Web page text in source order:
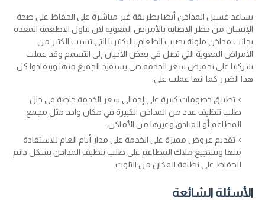
يساعد غسيل المداخن أيضا بطريقة غير مباشرة على الحفاظ على صحة
الإنسان من خطر الإصابة بالأمراض المعوية لان تناول الاطعمة المعدة
بجانب مداخن ملوثة يصيب الطعام بالبكتيريا التي تسبب الكثير من
الأمراض المعوية التي تصل في بعض الأحيان إلى التسمم وقد عملت
شركتنا على تخفيض سعر الخدمة حتى يستفيد الجميع منها ويتفادوا كل
هذا الضرر كما انها عملت على:
تطبيق خصومات كبيرة على إجمالي سعر الخدمة خاصة في حال
طلب تنظيف عدد من المداخن الكبيرة في مكان واحد مثل مجمع
المطاعم أو الفنادق وغيرها من الأماكن.
تقديم عروض مميزة على الخدمة على مدار أيام العام للاستفادة
منها وتشجيع ملاك المطاعم على طلب تنظيف المداخن بشكل دائم
للحفاظ على نظافة المكان من التلوث.
الأسئلة الشائعة